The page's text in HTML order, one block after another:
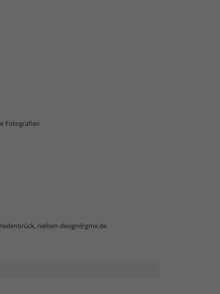
Fotografien
nielsen-design@gmx.de